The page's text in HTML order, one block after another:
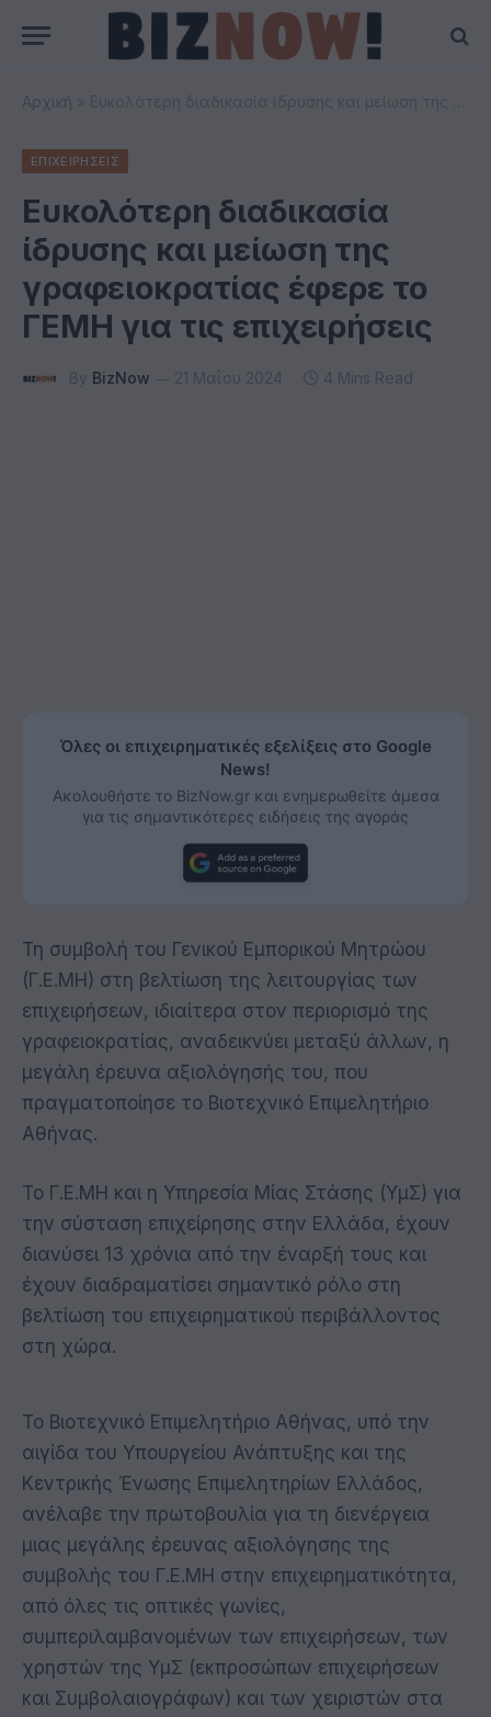
Αρχική
ΕΠΙΧΕΙΡΗΣΕΙΣ
Ευκολότερη διαδικασία
ίδρυσης και μείωση της
γραφειοκρατίας έφερε το
ΓΕΜΗ για τις επιχειρήσεις
By BizNow 21 Μαΐου 2024 4 Mins Read
Όλες οι επιχειρηματικές εξελίξεις στο Google
News!
Ακολουθήστε το BizNow.gr και ενημερωθείτε άμεσα
για τις σημαντικότερες ειδήσεις της αγοράς
Τη συμβολή του Γενικού Εμπορικού Μητρώου
(Γ.Ε.ΜΗ) στη βελτίωση της λειτουργίας των
επιχειρήσεων, ιδιαίτερα στον περιορισμό της
γραφειοκρατίας, αναδεικνύει μεταξύ άλλων, η
μεγάλη έρευνα αξιολόγησής του, που
πραγματοποίησε το Βιοτεχνικό Επιμελητήριο
Αθήνας.
Το Γ.Ε.ΜΗ και η Υπηρεσία Μίας Στάσης (ΥμΣ) για
την σύσταση επιχείρησης στην Ελλάδα, έχουν
διανύσει 13 χρόνια από την έναρξή τους και
έχουν διαδραματίσει σημαντικό ρόλο στη
βελτίωση του επιχειρηματικού περιβάλλοντος
στη χώρα.
Το Βιοτεχνικό Επιμελητήριο Αθήνας, υπό την
αιγίδα του Υπουργείου Ανάπτυξης και της
Κεντρικής Ένωσης Επιμελητηρίων Ελλάδος,
ανέλαβε την πρωτοβουλία για τη διενέργεια
μιας μεγάλης έρευνας αξιολόγησης της
συμβολής του Γ.Ε.ΜΗ στην επιχειρηματικότητα,
από όλες τις οπτικές γωνίες,
συμπεριλαμβανομένων των επιχειρήσεων, των
χρηστών της ΥμΣ (εκπροσώπων επιχειρήσεων
και Συμβολαιογράφων) και των χειριστών στα